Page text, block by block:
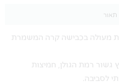
תאור
250 מ"ל, כתית מעולה בכבישה קרה המשמרת
גשור רמת הגולן, חמיצות